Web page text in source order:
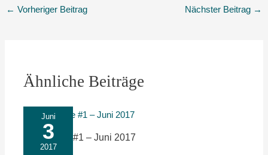
← Vorheriger Beitrag Nächster Beitrag →
Ähnliche Beiträge
Juni
3
2017
Litfaßsäule #1 – Juni 2017